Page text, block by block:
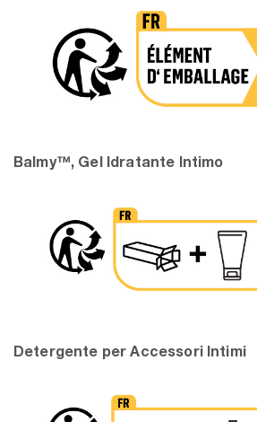
Balmy™, Gel Idratante Intimo
Detergente per Accessori Intimi